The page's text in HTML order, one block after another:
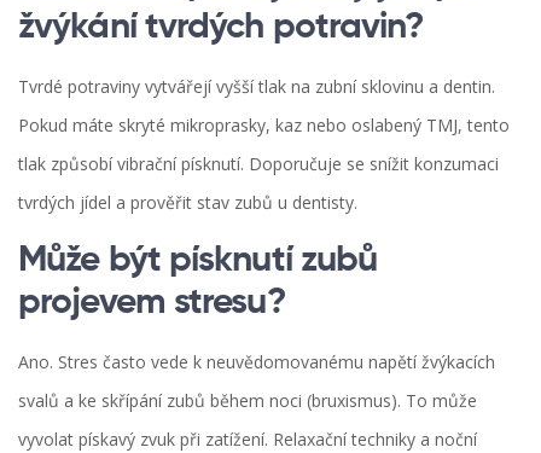
žvýkání tvrdých potravin?
Tvrdé potraviny vytvářejí vyšší tlak na zubní sklovinu a dentin.
Pokud máte skryté mikroprasky, kaz nebo oslabený TMJ, tento
tlak způsobí vibrační písknutí. Doporučuje se snížit konzumaci
tvrdých jídel a prověřit stav zubů u dentisty.
Může být písknutí zubů
projevem stresu?
Ano. Stres často vede k neuvědomovanému napětí žvýkacích
svalů a ke skřípání zubů během noci (bruxismus). To může
vyvolat pískavý zvuk při zatížení. Relaxační techniky a noční